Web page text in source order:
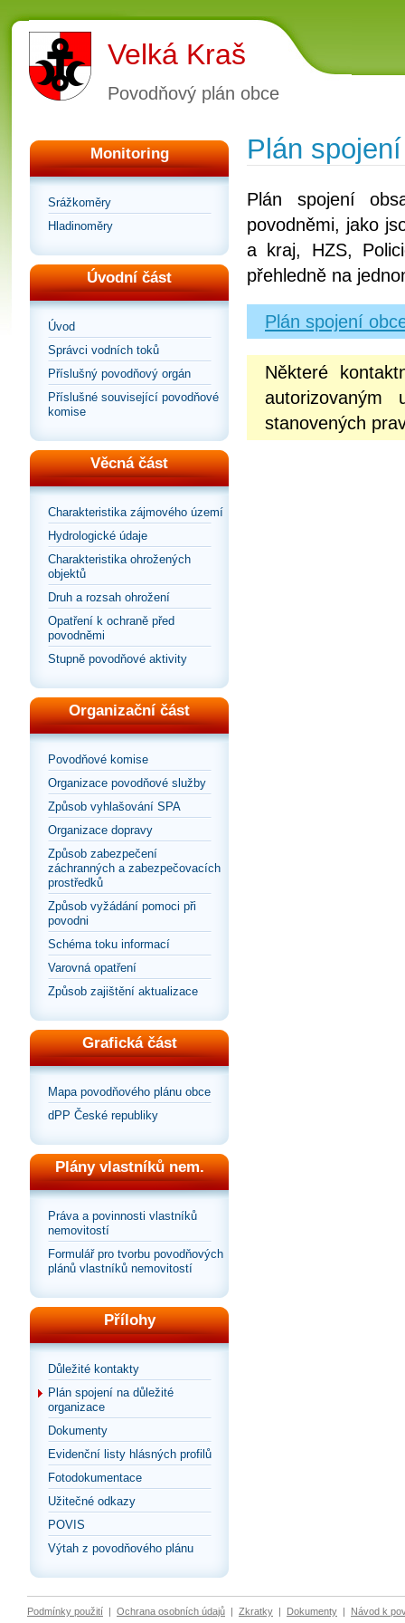
Velká Kraš
Povodňový plán obce
Monitoring
Srážkoměry
Hladinoměry
Úvodní část
Úvod
Správci vodních toků
Příslušný povodňový orgán
Příslušné související povodňové
komise
Věcná část
Charakteristika zájmového území
Hydrologické údaje
Charakteristika ohrožených
objektů
Druh a rozsah ohrožení
Opatření k ochraně před
povodněmi
Stupně povodňové aktivity
Organizační část
Povodňové komise
Organizace povodňové služby
Způsob vyhlašování SPA
Organizace dopravy
Způsob zabezpečení
záchranných a zabezpečovacích
prostředků
Způsob vyžádání pomoci při
povodni
Schéma toku informací
Varovná opatření
Způsob zajištění aktualizace
Grafická část
Mapa povodňového plánu obce
dPP České republiky
Plány vlastníků nem.
Práva a povinnosti vlastníků
nemovitostí
Formulář pro tvorbu povodňových
plánů vlastníků nemovitostí
Přílohy
Důležité kontakty
Plán spojení na důležité
organizace
Dokumenty
Evidenční listy hlásných profilů
Fotodokumentace
Užitečné odkazy
POVIS
Výtah z povodňového plánu
Plán
Plán spojení
povodněmi, jako
a kraj, HZS,
přehledně na
Plán spojení
Některé
stanovených
Podmínky použití | Ochrana osobních údajů | Zkratky | Dokumenty | Návod k